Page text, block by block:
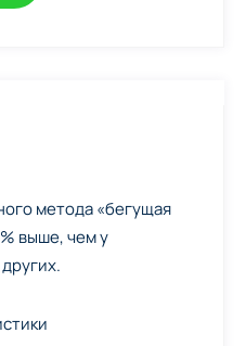
метода «бегущая
выше, чем у